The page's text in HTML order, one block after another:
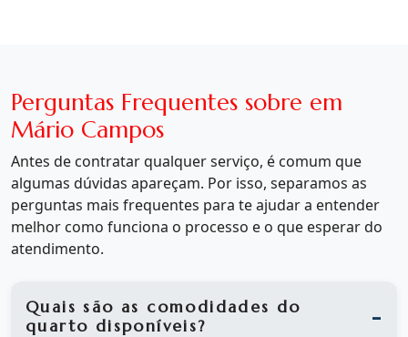
Perguntas Frequentes sobre em
Mário Campos
Antes de contratar qualquer serviço, é comum que
algumas dúvidas apareçam. Por isso, separamos as
perguntas mais frequentes para te ajudar a entender
melhor como funciona o processo e o que esperar do
atendimento.
Quais são as comodidades do
quarto disponíveis?